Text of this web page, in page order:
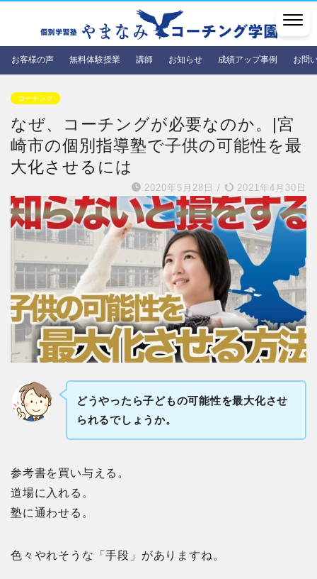
お客様の声 無料体験授業 講師 お知らせ 成績アップ事例 お問
コーチング
なぜ、コーチングが必要なのか。|宮
崎市の個別指導塾で子供の可能性を最
大化させるには
2020年5月28日 / 2021年4月30日
どうやったら子どもの可能性を最大化させ
られるでしょうか。
参考書を買い与える。
道場に入れる。
塾に通わせる。
色々やれそうな「手段」がありますね。